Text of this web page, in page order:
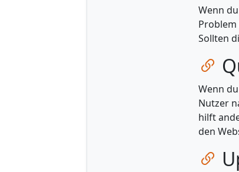
Wenn
Sollten
Wenn
Nutzer
hilft
den